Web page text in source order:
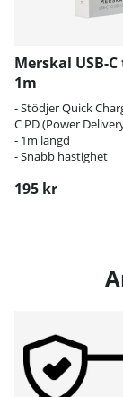
Merskal USB-C
1m
- Stödjer Quick
C PD (Power
- 1m längd
- Snabb hastighet
195 kr